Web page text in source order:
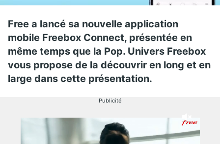
Free a lancé sa nouvelle application
mobile Freebox Connect, présentée en
même temps que la Pop. Univers Freebox
vous propose de la découvrir en long et en
large dans cette présentation.
Publicité